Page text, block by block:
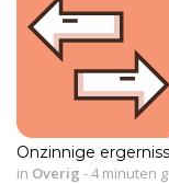
Onzinnige
in Overig -4 minuten